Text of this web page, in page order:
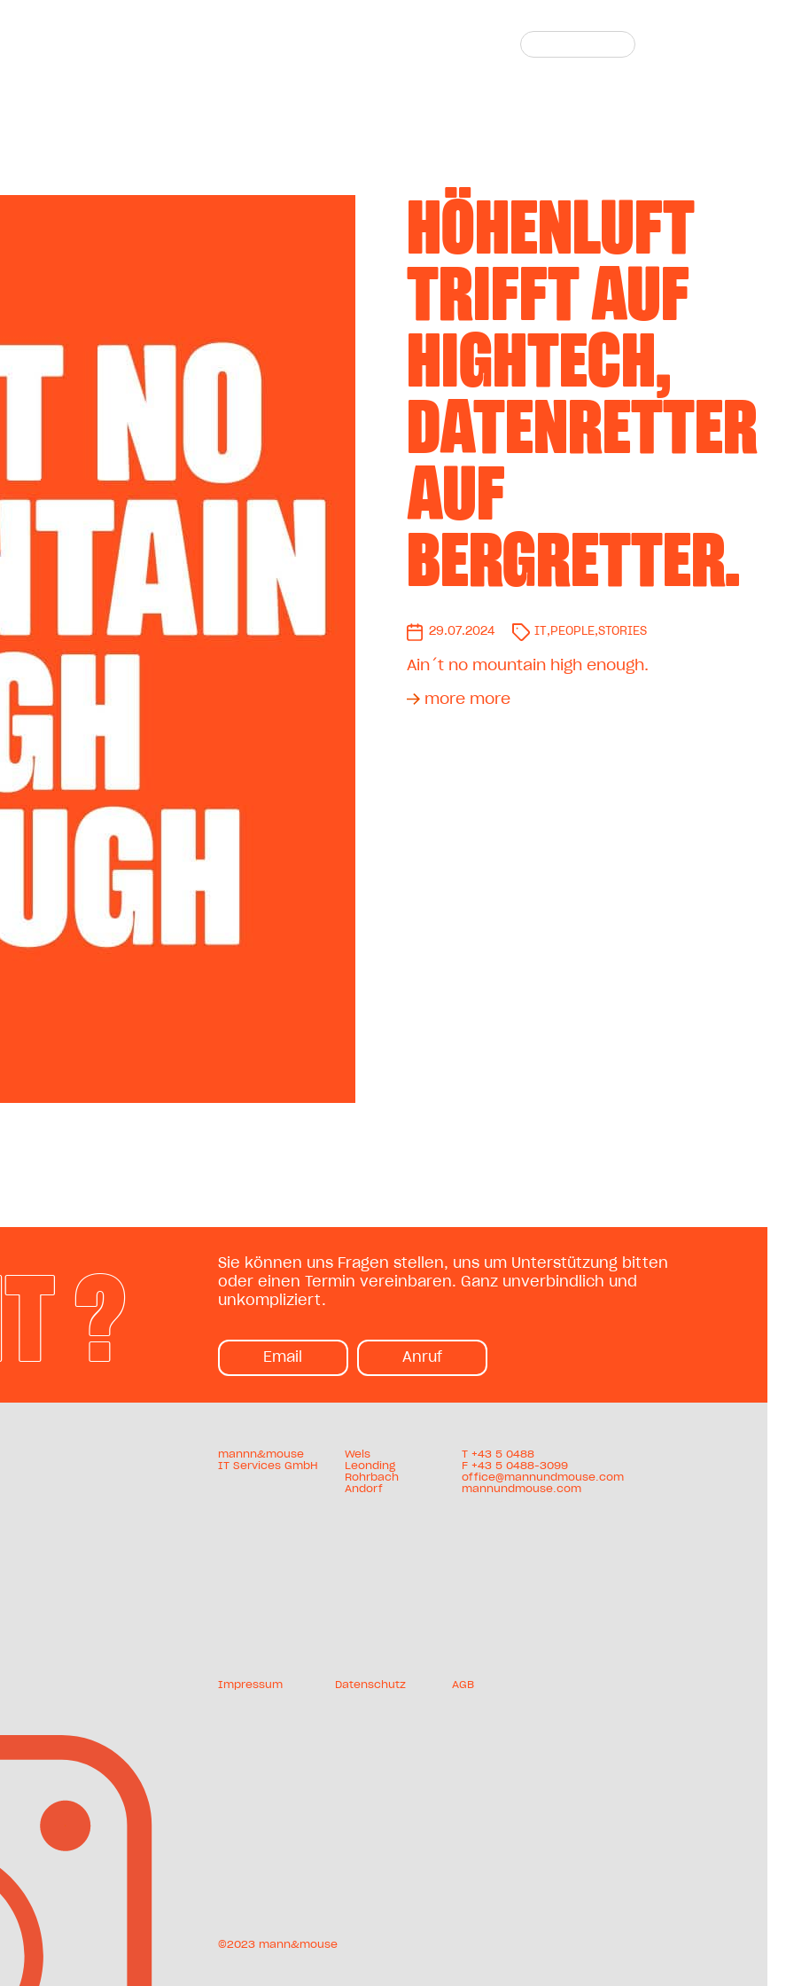
HÖHENLUFT
TRIFFT AUF
HIGHTECH,
DATENRETTER
AUF
BERGRETTER.
29.07.2024 IT , PEOPLE,STORIES
Ain´t no mountain high enough.
more more
?
Sie können uns Fragen stellen, uns um Unterstützung bitten
oder einen Termin vereinbaren. Ganz unverbindlich und
unkompliziert.
Email Anruf
mannn&mouse
IT Services GmbH
Wels
Leonding
Rohrbach
Andorf
T +43 5 0488
F +43 5 0488-3099
office@mannundmouse.com
mannundmouse.com
Impressum Datenschutz AGB
©2023 mann&mouse